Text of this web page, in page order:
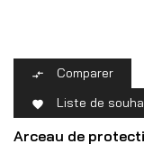
 Comparer
 Liste de
Arceau de